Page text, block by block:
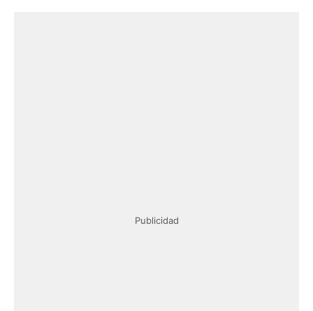
Publicidad